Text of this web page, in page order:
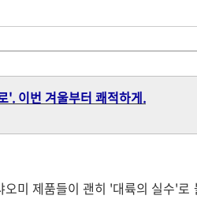
'. 이번 겨울부터 쾌적하게.
미 제품들이 괜히 '대륙의 실수'로